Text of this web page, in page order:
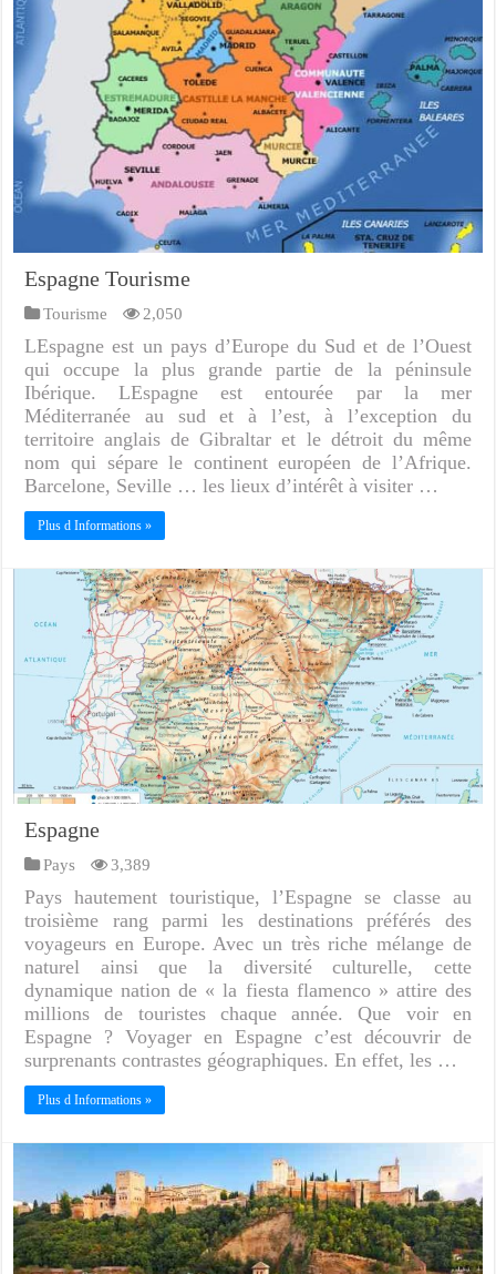
Espagne Tourisme
Tourisme 2,050
LEspagne est un pays d’Europe du Sud et de l’Ouest
qui occupe la plus grande partie de la péninsule
Ibérique. LEspagne est entourée par la mer
Méditerranée au sud et à l’est, à l’exception du
territoire anglais de Gibraltar et le détroit du même
nom qui sépare le continent européen de l’Afrique.
Barcelone, Seville … les lieux d’intérêt à visiter …
Plus d Informations »
Espagne
Pays 3,389
Pays hautement touristique, l’Espagne se classe au
troisième rang parmi les destinations préférés des
voyageurs en Europe. Avec un très riche mélange de
naturel ainsi que la diversité culturelle, cette
dynamique nation de « la fiesta flamenco » attire des
millions de touristes chaque année. Que voir en
Espagne ? Voyager en Espagne c’est découvrir de
surprenants contrastes géographiques. En effet, les …
Plus d Informations »